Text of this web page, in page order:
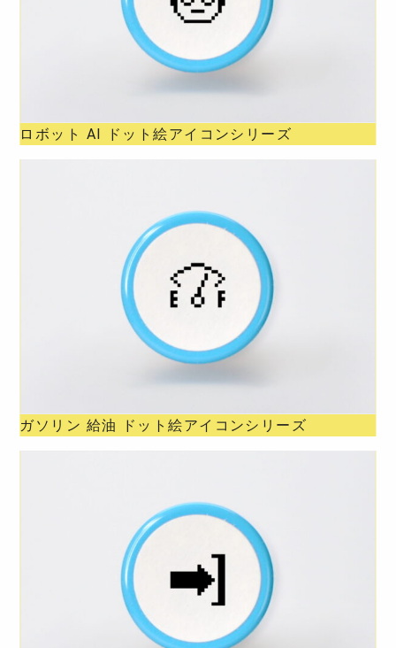
ロボット AI ドット絵アイコンシリーズ
ガソリン 給油 ドット絵アイコンシリーズ